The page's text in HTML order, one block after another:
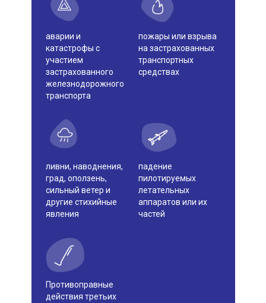
составляющая одного пакета
или договора
Информацию о возможности
приобрести страховой продукт
отдельно, если такой продукт
предлагается вместе с
сопутствующим и/или
дополнительным товаром,
составляющая одного пакета
или договора
Перечень сведений, имеющих
существенное значение для
оценки страхового риска, и/или
информация о других
обстоятельствах, учитываемых
при определении размера
Оговорки для потребителя о
необходимости ознакомления с
договора страхования
аварии и
катастрофы с
участием
застрахованного
железнодорожного
транспорта
пожары или взрыва
на застрахованных
транспортных
средствах
ливни, наводнения,
град, оползень,
сильный ветер и
другие стихийные
явления
падение
пилотируемых
летательных
аппаратов или их
частей
Противоправные
действия третьих